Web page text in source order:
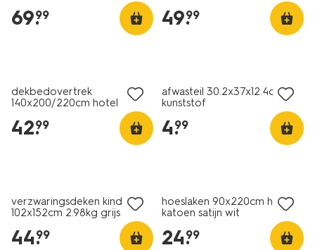
69.
99 49.
99
dekbedovertrek
140x200/220cm hotel
42.
99
afwasteil 30.2x37x12.4cm
kunststof
4.
99
verzwaringsdeken kind
102x152cm 2.98kg grijs
44.
99
hoeslaken 90x220cm hotel
katoen satijn wit
24.
99